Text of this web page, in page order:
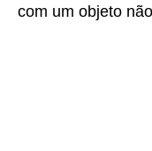
com um objeto